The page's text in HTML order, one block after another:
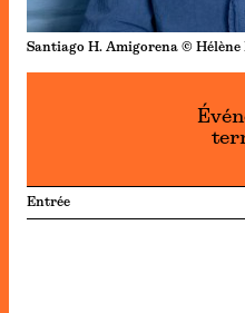
Santiago H. Amigorena © Hélène
Entrée